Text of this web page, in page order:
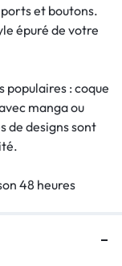
et boutons.
épuré de votre
populaires : coque
manga ou
de designs sont
48 heures